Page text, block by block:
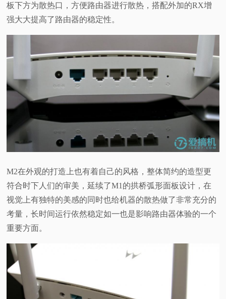
板下方为散热口，方便路由器进行散热，搭配外加的RX增
强大大提高了路由器的稳定性。
M2在外观的打造上也有着自己的风格，整体简约的造型更
符合时下人们的审美，延续了M1的拱桥弧形面板设计，在
视觉上有独特的美感的同时也给机器的散热做了非常充分的
考量，长时间运行依然稳定如一也是影响路由器体验的一个
重要方面。